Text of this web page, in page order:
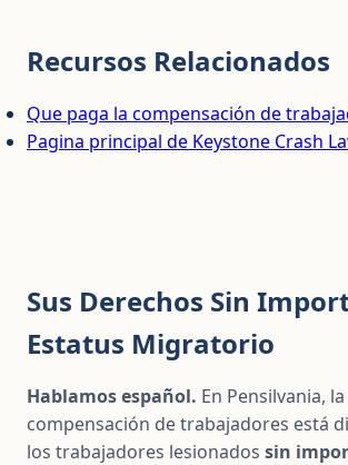
Recursos Relacionados
Que paga la compensación de
Pagina principal de Keystone Crash
Sus Derechos Sin
Estatus Migratorio
Hablamos español. En Pensilvania, la
compensación de trabajadores está
los trabajadores lesionados sin